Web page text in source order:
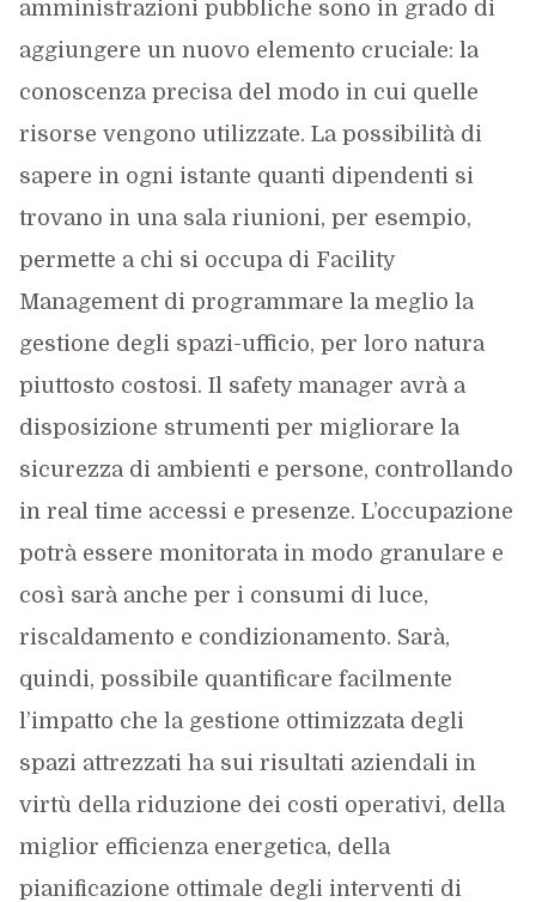
amministrazioni pubbliche sono in grado di
aggiungere un nuovo elemento cruciale: la
conoscenza precisa del modo in cui quelle
risorse vengono utilizzate. La possibilità di
sapere in ogni istante quanti dipendenti si
trovano in una sala riunioni, per esempio,
permette a chi si occupa di Facility
Management di programmare la meglio la
gestione degli spazi-ufficio, per loro natura
piuttosto costosi. Il safety manager avrà a
disposizione strumenti per migliorare la
sicurezza di ambienti e persone, controllando
in real time accessi e presenze. L’occupazione
potrà essere monitorata in modo granulare e
così sarà anche per i consumi di luce,
riscaldamento e condizionamento. Sarà,
quindi, possibile quantificare facilmente
l’impatto che la gestione ottimizzata degli
spazi attrezzati ha sui risultati aziendali in
virtù della riduzione dei costi operativi, della
miglior efficienza energetica, della
pianificazione ottimale degli interventi di